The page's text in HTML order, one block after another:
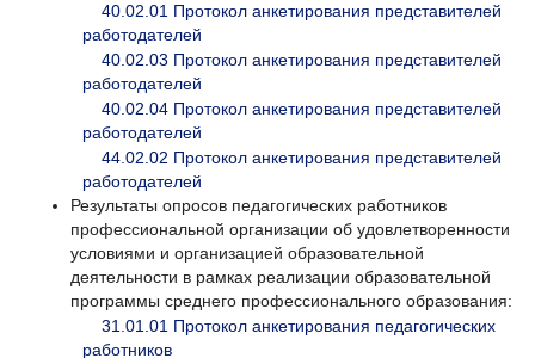
40.02.01 Протокол анкетирования представителей
работодателей
40.02.03 Протокол анкетирования представителей
работодателей
40.02.04 Протокол анкетирования представителей
работодателей
44.02.02 Протокол анкетирования представителей
работодателей
Результаты опросов педагогических работников
профессиональной организации об удовлетворенности
условиями и организацией образовательной
деятельности в рамках реализации образовательной
программы среднего профессионального образования:
31.01.01 Протокол анкетирования педагогических
работников